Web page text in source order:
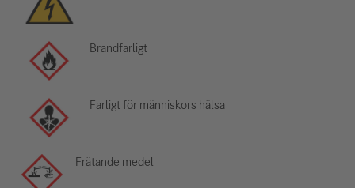
Brandfarligt
Farligt för människors hälsa
Frätande medel